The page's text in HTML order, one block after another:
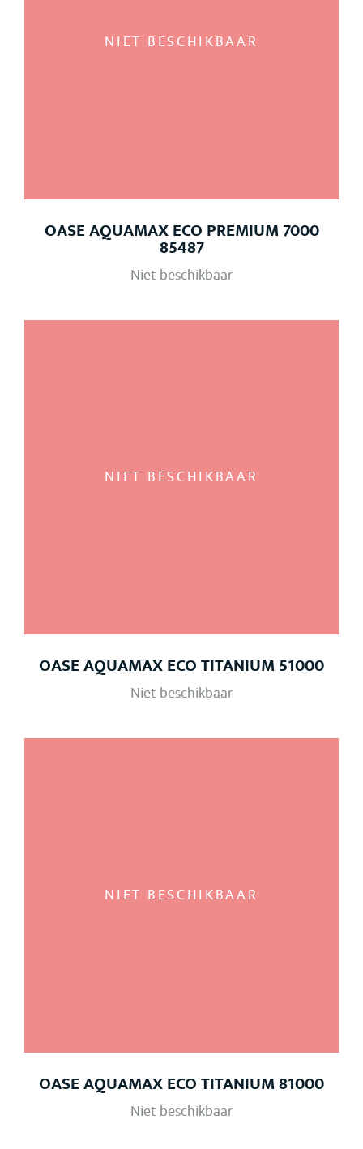
NIET BESCHIKBAAR
OASE AQUAMAX ECO PREMIUM 7000
85487
Niet beschikbaar
NIET BESCHIKBAAR
OASE AQUAMAX ECO TITANIUM 51000
Niet beschikbaar
NIET BESCHIKBAAR
OASE AQUAMAX ECO TITANIUM 81000
Niet beschikbaar